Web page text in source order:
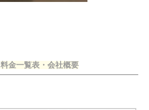
料金一覧表・会社概要